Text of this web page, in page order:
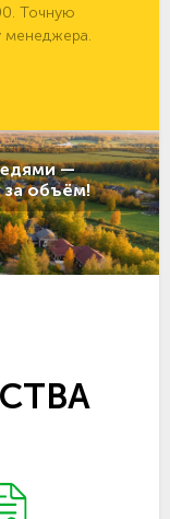
Точную
менеджера.
—
за объём!